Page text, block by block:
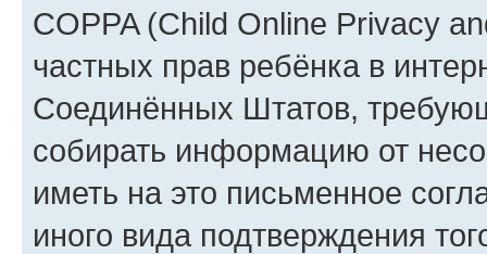
COPPA (Child Online Privacy
частных прав ребёнка в
Соединённых Штатов,
собирать информацию от
иметь на это письменное
иного вида подтверждения